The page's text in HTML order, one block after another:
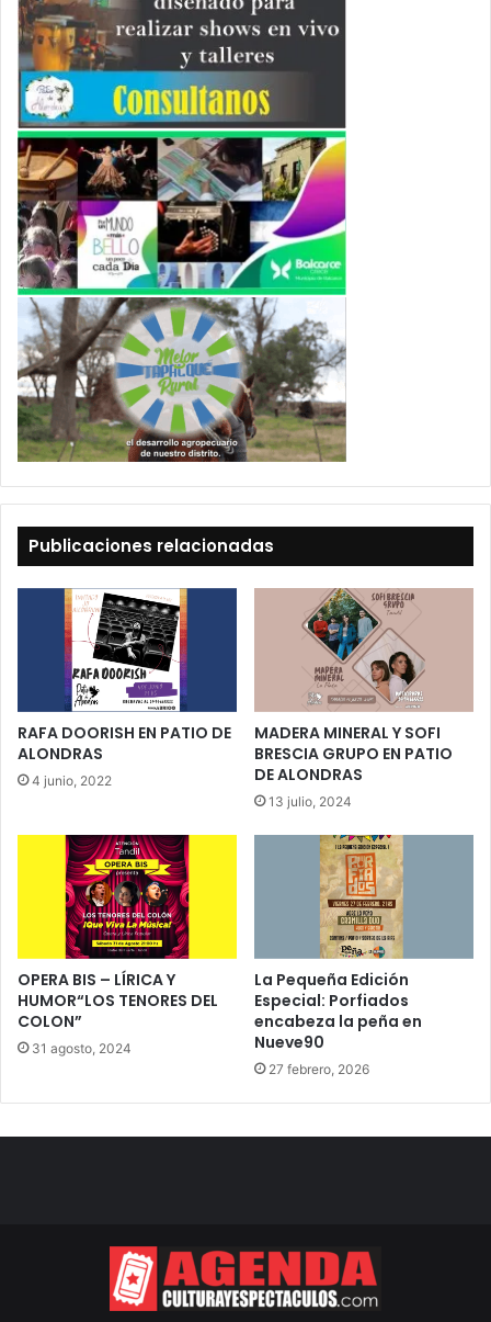
Publicaciones relacionadas
RAFA DOORISH EN PATIO DE
ALONDRAS
4 junio, 2022
MADERA MINERAL Y SOFI
BRESCIA GRUPO EN PATIO
DE ALONDRAS
13 julio, 2024
OPERA BIS – LÍRICA Y
HUMOR“LOS TENORES DEL
COLON”
31 agosto, 2024
La Pequeña Edición
Especial: Porfiados
encabeza la peña en
Nueve90
27 febrero, 2026